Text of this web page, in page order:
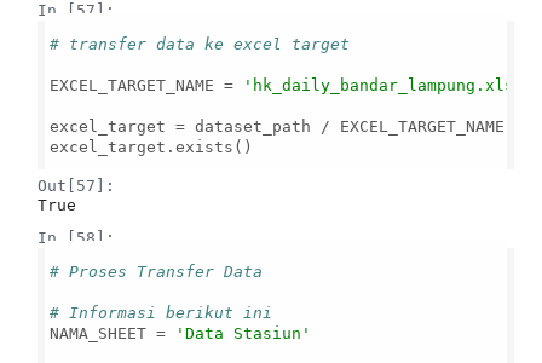
In [57]:
# transfer data ke excel target
EXCEL_TARGET_NAME = 'hk_daily_bandar_lampung.xlsx'
excel_target = dataset_path / EXCEL_TARGET_NAME
excel_target.exists()
Out[57]:
True
In [58]:
# Proses Transfer Data
# Informasi berikut ini
NAMA_SHEET =
'Data Stasiun'